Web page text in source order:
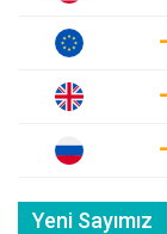
Yeni Sayımız